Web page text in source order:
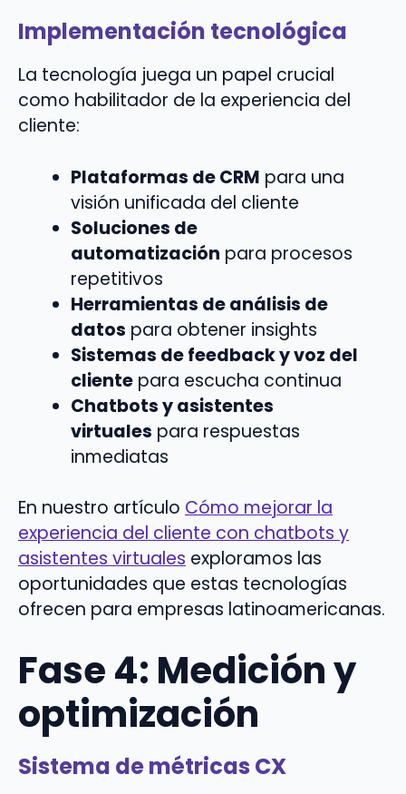
Implementación tecnológica
La tecnología juega un papel crucial
como habilitador de la experiencia del
cliente:
Plataformas de CRM para una
visión unificada del cliente
Soluciones de
automatización para procesos
repetitivos
Herramientas de análisis de
datos para obtener insights
Sistemas de feedback y voz del
clientepara escucha continua
Chatbots y asistentes
virtuales para respuestas
inmediatas
En nuestro artículo Cómo mejorar la
experiencia del cliente con chatbots y
asistentes virtuales exploramos las
oportunidades que estas tecnologías
ofrecen para empresas latinoamericanas.
Fase 4: Medición y
optimización
Sistema de métricas CX